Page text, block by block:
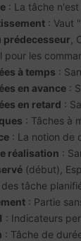
: La tâche
: Vaut
prédecesseur
pour les
à temps :
en avance :
en retard :
: Tâches à
: La notion de
réalisation :
(début),
tâche
: Partie
: Indicateurs
: Tâche de